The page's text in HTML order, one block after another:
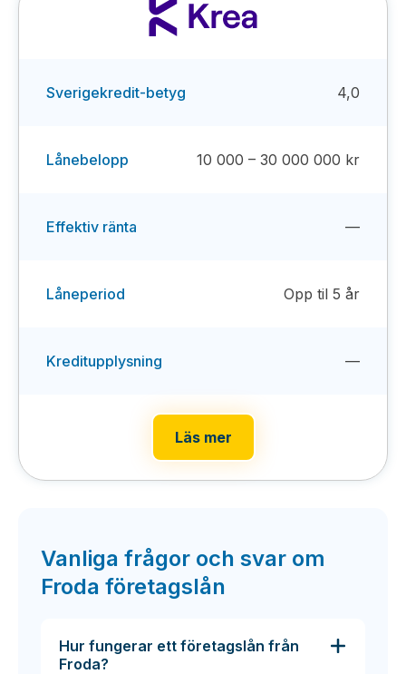
Sverigekredit-betyg 4,0
Lånebelopp 10 000 – 30 000 000 kr
Effektiv ränta —
Låneperiod Opp til 5 år
Kreditupplysning —
Läs mer
Vanliga frågor och svar om
Froda företagslån
Hur fungerar ett företagslån från
Froda?